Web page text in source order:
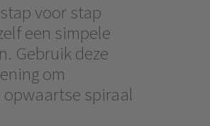
voor stap
een simpele
Gebruik deze
om
spiraal